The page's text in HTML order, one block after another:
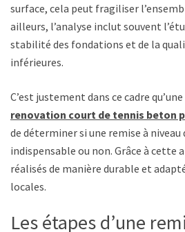
surface, cela peut fragiliser
ailleurs, l’analyse inclut souvent
stabilité des fondations et de la
inférieures.
C’est justement dans ce cadre
renovation court de tennis beton
de déterminer si une remise à
indispensable ou non. Grâce à cette
réalisés de manière durable et
locales.
Les étapes d’une